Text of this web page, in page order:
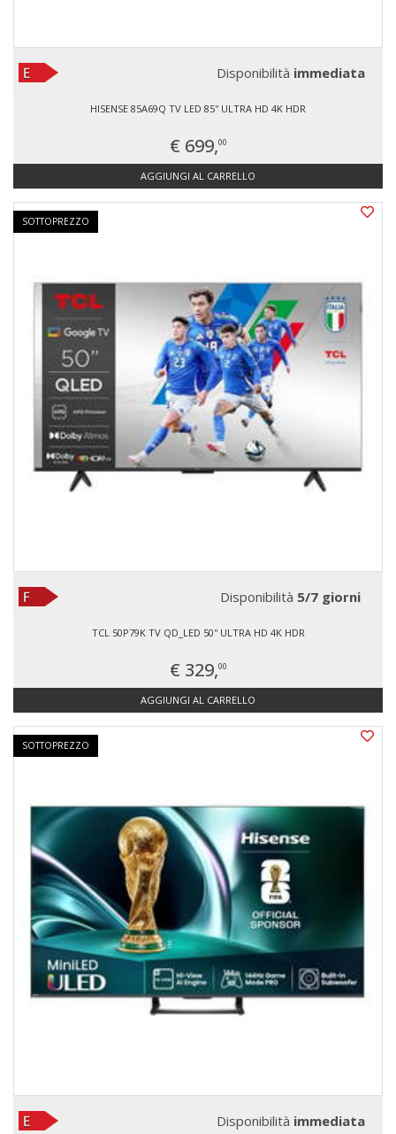
Disponibilità immediata
HISENSE 85A69Q TV LED 85'' ULTRA HD 4K HDR
€ 699,00
AGGIUNGI AL CARRELLO
SOTTOPREZZO
Disponibilità 5/7 giorni
TCL 50P79K TV QD_LED 50'' ULTRA HD 4K HDR
€ 329,00
AGGIUNGI AL CARRELLO
SOTTOPREZZO
Disponibilità immediata